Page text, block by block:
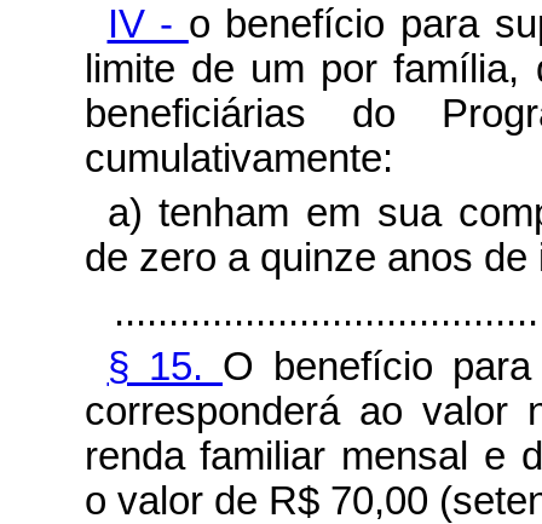
IV - o benefício para
limite de um por família,
beneficiárias do
cumulativamente:
a) tenham em sua
de zero a quinze anos de
§ 15. O benefício
corresponderá ao valor
renda familiar mensal e
o valor de R$ 70,00